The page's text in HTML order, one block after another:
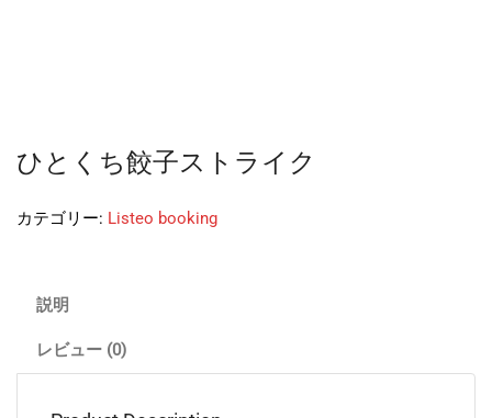
ひとくち餃子ストライク
カテゴリー: Listeo booking
説明
レビュー (0)